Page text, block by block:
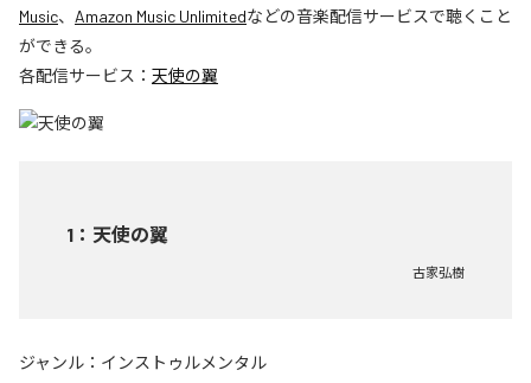
Music、 Amazon Music Unlimitedなどの音楽配信サービスで聴くこと
ができる。
各配信サービス： 天使の翼
1 ： 天使の翼
古家弘樹
ジャンル： インストゥルメンタル